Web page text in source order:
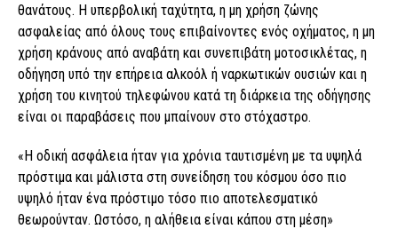
θανάτους. Η υπερβολική ταχύτητα, η μη χρήση ζώνης
ασφαλείας από όλους τους επιβαίνοντες ενός οχήματος, η μη
χρήση κράνους από αναβάτη και συνεπιβάτη μοτοσικλέτας, η
οδήγηση υπό την επήρεια αλκοόλ ή ναρκωτικών ουσιών και η
χρήση του κινητού τηλεφώνου κατά τη διάρκεια της οδήγησης
είναι οι παραβάσεις που μπαίνουν στο στόχαστρο.
«Η οδική ασφάλεια ήταν για χρόνια ταυτισμένη με τα υψηλά
πρόστιμα και μάλιστα στη συνείδηση του κόσμου όσο πιο
υψηλό ήταν ένα πρόστιμο τόσο πιο αποτελεσματικό
θεωρούνταν. Ωστόσο, η αλήθεια είναι κάπου στη μέση»